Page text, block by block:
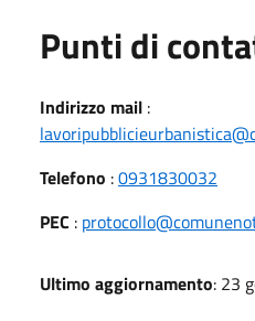
Punti di
Indirizzo mail :
Telefono :0931830032
PEC :
Ultimo aggiornamento: 23